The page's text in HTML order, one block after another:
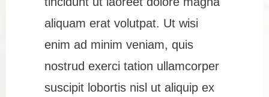
aliquam erat volutpat. Ut wisi
enim ad minim veniam, quis
nostrud exerci tation ullamcorper
suscipit lobortis nisl ut aliquip ex